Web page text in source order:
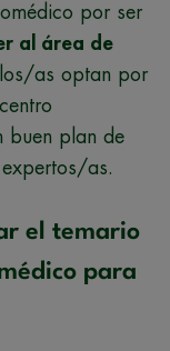
por ser
al área de
as optan por
buen plan de
as.
el temario
para